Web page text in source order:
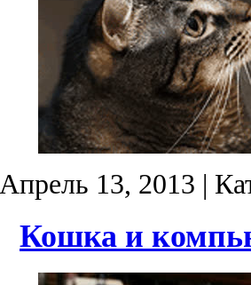
Апрель 13, 2013 |
Кошка и